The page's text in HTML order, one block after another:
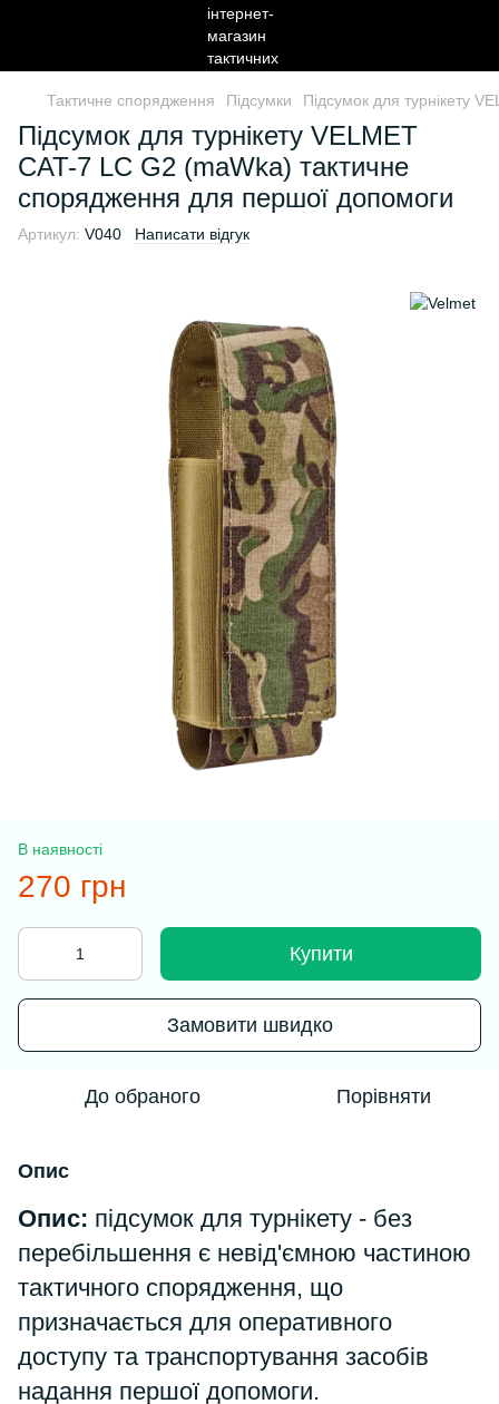
Тактичне спорядження Підсумки Підсумок для турнікету
Підсумок для турнікету VELMET
CAT-7 LC G2 (maWka) тактичне
спорядження для першої допомоги
Артикул: V040 Написати відгук
В наявності
270 грн
Купити
Замовити швидко
До обраного Порівняти
Опис
Опис: підсумок для турнікету - без
перебільшення є невід'ємною частиною
тактичного спорядження, що
призначається для оперативного
доступу та транспортування засобів
надання першої допомоги.